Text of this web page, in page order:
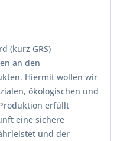
(kurz GRS)
an den
Hiermit wollen wir
ökologischen und
erfüllt
eine sichere
und der